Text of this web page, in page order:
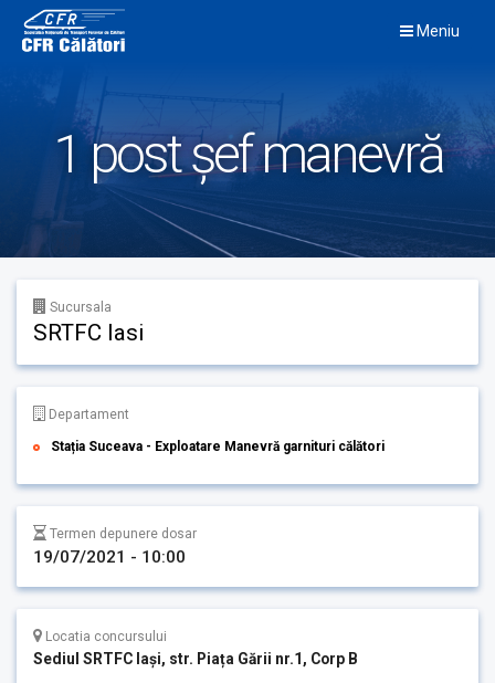
content
Meniu
1 post șef manevră
Sucursala
SRTFC Iasi
Departament
Stația Suceava - Exploatare Manevră garnituri călători
Termen depunere dosar
19/07/2021 - 10:00
Locatia concursului
Sediul SRTFC Iași, str. Piața Gării nr.1, Corp B